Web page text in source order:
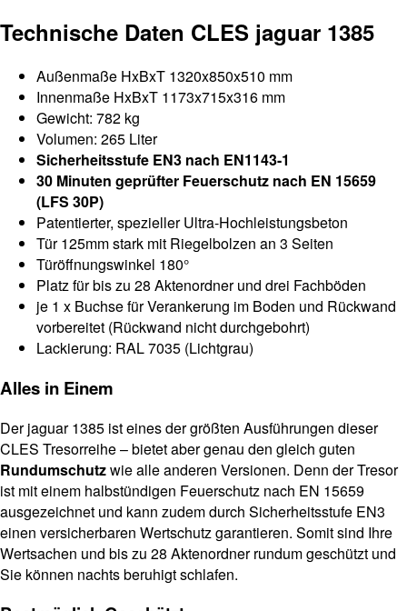
Technische Daten CLES jaguar 1385
Außenmaße HxBxT 1320x850x510 mm
Innenmaße HxBxT 1173x715x316 mm
Gewicht: 782 kg
Volumen: 265 Liter
Sicherheitsstufe EN3 nach EN1143-1
30 Minuten geprüfter Feuerschutz nach EN 15659
(LFS 30P)
Patentierter, spezieller Ultra-Hochleistungsbeton
Tür 125mm stark mit Riegelbolzen an 3 Seiten
Türöffnungswinkel 180°
Platz für bis zu 28 Aktenordner und drei Fachböden
je 1 x Buchse für Verankerung im Boden und Rückwand
vorbereitet (Rückwand nicht durchgebohrt)
Lackierung: RAL 7035 (Lichtgrau)
Alles in Einem
Der jaguar 1385 ist eines der größten Ausführungen dieser
CLES Tresorreihe – bietet aber genau den gleich guten
Rundumschutzwie alle anderen Versionen. Denn der Tresor
ist mit einem halbstündigen Feuerschutz nach EN 15659
ausgezeichnet und kann zudem durch Sicherheitsstufe EN3
einen versicherbaren Wertschutz garantieren. Somit sind Ihre
Wertsachen und bis zu 28 Aktenordner rundum geschützt und
Sie können nachts beruhigt schlafen.